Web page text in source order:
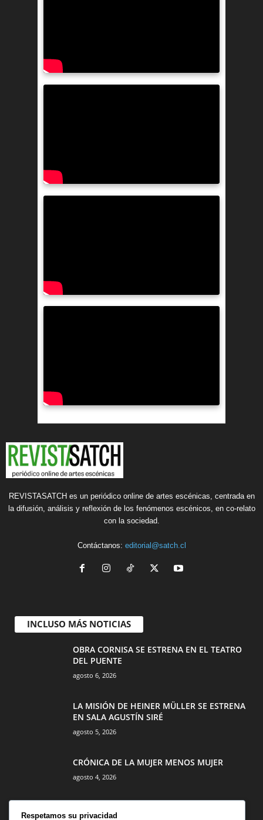
REVISTASATCH es un periódico online de artes escénicas, centrada en
la difusión, análisis y reflexión de los fenómenos escénicos, en co-relato
con la sociedad.
Contáctanos: editorial@satch.cl
INCLUSO MÁS NOTICIAS
OBRA CORNISA SE ESTRENA EN EL TEATRO
DEL PUENTE
agosto 6, 2026
LA MISIÓN DE HEINER MÜLLER SE ESTRENA
EN SALA AGUSTÍN SIRÉ
agosto 5, 2026
CRÓNICA DE LA MUJER MENOS MUJER
agosto 4, 2026
Respetamos su privacidad